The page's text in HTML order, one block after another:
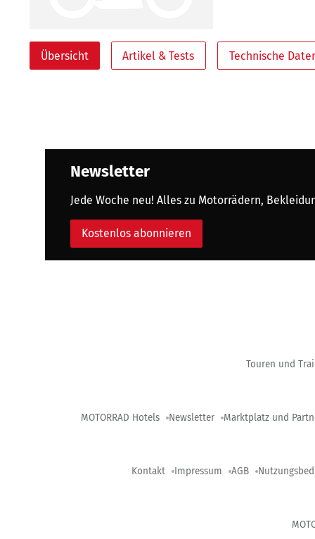
Übersicht Artikel & Tests Technische
Newsletter
Jede Woche neu! Alles zu Motorrädern,
Kostenlos abonnieren
Touren und
MOTORRAD Hotels Newsletter Marktplatz und
Kontakt Impressum AGB